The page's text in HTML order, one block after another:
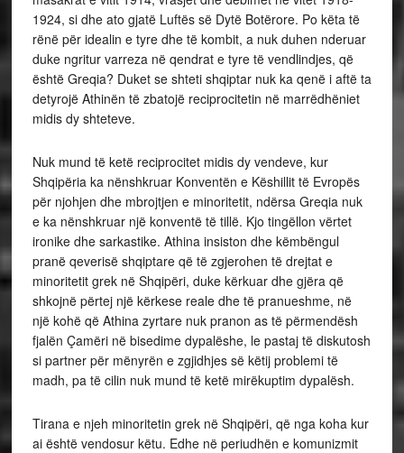
1924, si dhe ato gjatë Luftës së Dytë Botërore. Po këta të
rënë për idealin e tyre dhe të kombit, a nuk duhen nderuar
duke ngritur varreza në qendrat e tyre të vendlindjes, që
është Greqia? Duket se shteti shqiptar nuk ka qenë i aftë ta
detyrojë Athinën të zbatojë reciprocitetin në marrëdhëniet
midis dy shteteve.
Nuk mund të ketë reciprocitet midis dy vendeve, kur
Shqipëria ka nënshkruar Konventën e Këshillit të Evropës
për njohjen dhe mbrojtjen e minoritetit, ndërsa Greqia nuk
e ka nënshkruar një konventë të tillë. Kjo tingëllon vërtet
ironike dhe sarkastike. Athina insiston dhe këmbëngul
pranë qeverisë shqiptare që të zgjerohen të drejtat e
minoritetit grek në Shqipëri, duke kërkuar dhe gjëra që
shkojnë përtej një kërkese reale dhe të pranueshme, në
një kohë që Athina zyrtare nuk pranon as të përmendësh
fjalën Çamëri në bisedime dypalëshe, le pastaj të diskutosh
si partner për mënyrën e zgjidhjes së këtij problemi të
madh, pa të cilin nuk mund të ketë mirëkuptim dypalësh.
Tirana e njeh minoritetin grek në Shqipëri, që nga koha kur
ai është vendosur këtu. Edhe në periudhën e komunizmit